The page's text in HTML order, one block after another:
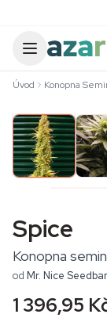
Úvod Konopna
Spice
Konopna
od Mr. Nice
1 396,95